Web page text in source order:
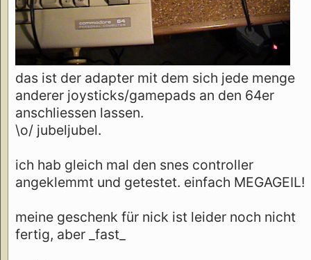
das ist der adapter mit dem sich jede menge
anderer joysticks/gamepads an den 64er
anschliessen lassen.
\o/ jubeljubel.
ich hab gleich mal den snes controller
angeklemmt und getestet. einfach MEGAGEIL!
meine geschenk für nick ist leider noch nicht
fertig, aber _fast_